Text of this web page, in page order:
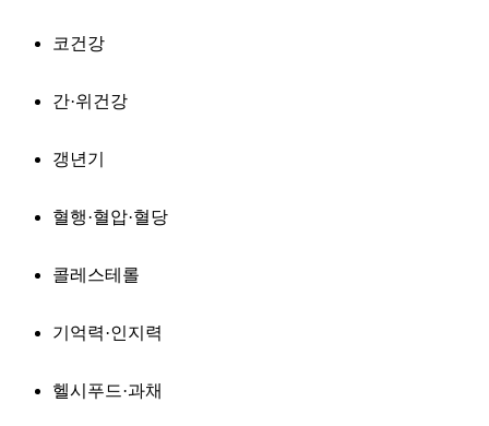
코건강
간·위건강
갱년기
혈행·혈압·혈당
콜레스테롤
기억력·인지력
헬시푸드·과채